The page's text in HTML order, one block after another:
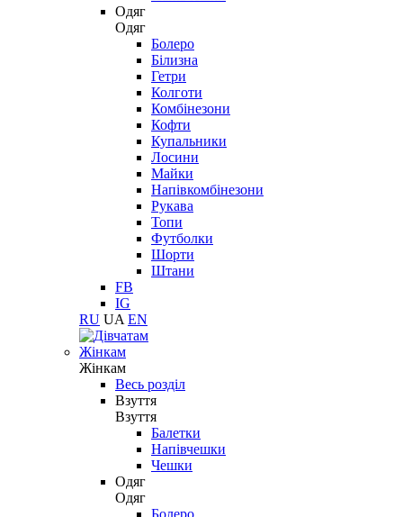
Одяг
Одяг
Болеро
Білизна
Гетри
Колготи
Комбінезони
Кофти
Купальники
Лосини
Майки
Напівкомбінезони
Рукава
Топи
Футболки
Шорти
Штани
FB
IG
RU UA EN
Жінкам
Жінкам
Весь розділ
Взуття
Взуття
Балетки
Напівчешки
Чешки
Одяг
Одяг
Болеро